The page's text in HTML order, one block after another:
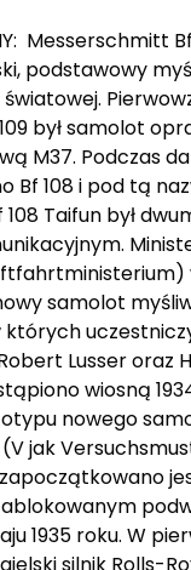
Messerschmitt
podstawowy
był samolot
M37. Podczas
Bf 108 i pod tą
Taifun był
samolot
Lusser oraz
wiosną
nowego
jak
1935 roku. W